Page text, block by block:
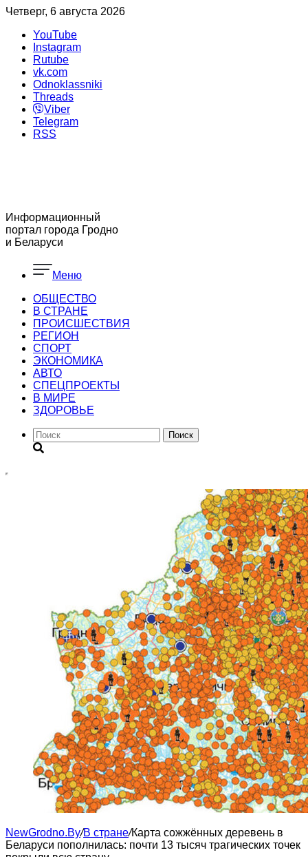
Четверг, 6 августа 2026
YouTube
Instagram
Rutube
vk.com
Odnoklassniki
Threads
Viber
Telegram
RSS
Информационный
портал города Гродно
и Беларуси
Меню
ОБЩЕСТВО
В СТРАНЕ
ПРОИСШЕСТВИЯ
РЕГИОН
CПОРТ
ЭКОНОМИКА
АВТО
СПЕЦПРОЕКТЫ
В МИРЕ
ЗДОРОВЬЕ
Поиск
NewGrodno.By/В стране/Карта сожжённых деревень в
Беларуси пополнилась: почти 13 тысяч трагических точек